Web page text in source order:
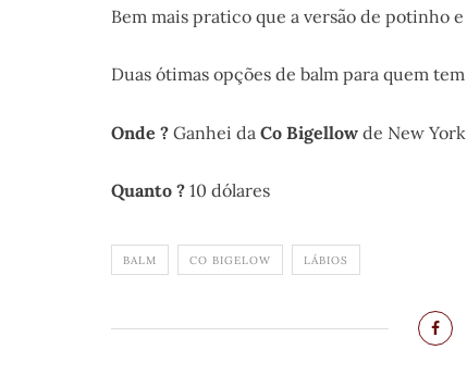
Bem mais pratico que a versão de potinho
Duas ótimas opções de balm para quem
Onde ? Ganhei da Co Bigellow de New
Quanto ? 10 dólares
BALM CO BIGELOW LÁBIOS